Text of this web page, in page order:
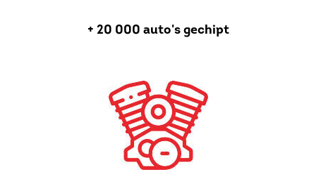
+ 20 000 auto's gechipt